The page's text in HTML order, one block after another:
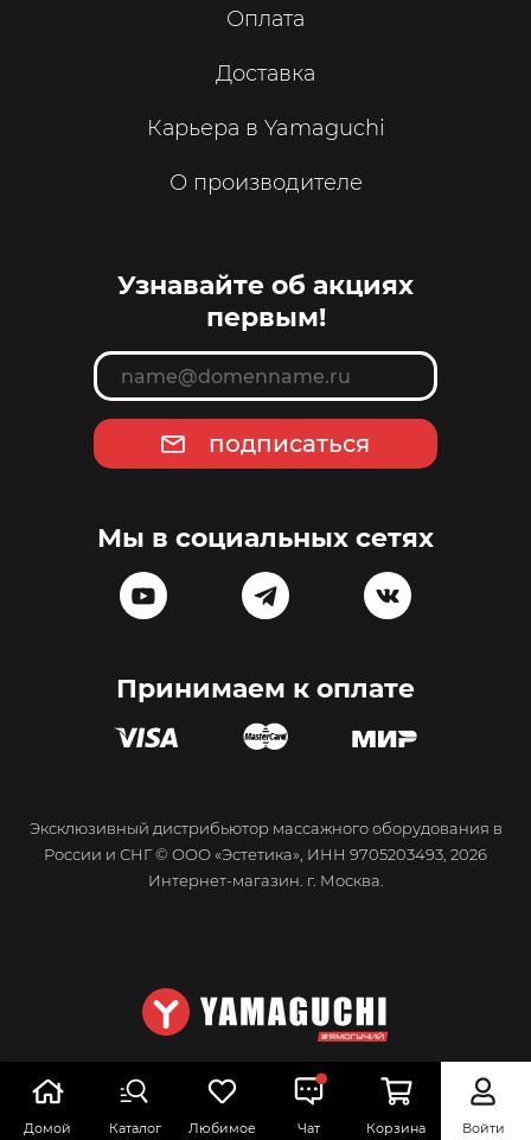
Домой Каталог Любимое Чат Корзина Войти
Оплата
Доставка
Карьера в Yamaguchi
О производителе
Узнавайте об акциях
первым!
подписаться
Мы в социальных сетях
Принимаем к оплате
Эксклюзивный дистрибьютор массажного оборудования в
России и СНГ © ООО «Эстетика», ИНН 9705203493, 2026
Интернет-магазин. г. Москва.